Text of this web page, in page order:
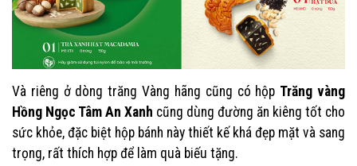
Và riêng ở dòng trăng Vàng hãng cũng có hộp Trăng vàng
Hồng Ngọc Tâm An Xanh cũng dùng đường ăn kiêng tốt cho
sức khỏe, đặc biệt hộp bánh này thiết kế khá đẹp mặt và sang
trọng, rất thích hợp để làm quà biếu tặng.